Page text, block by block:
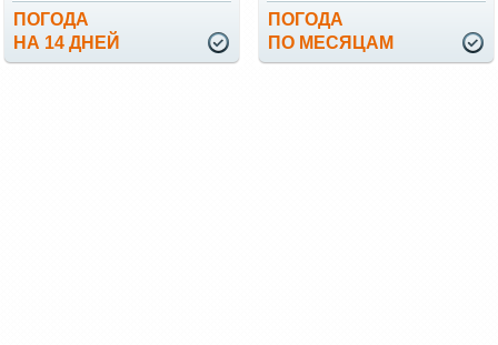
ПОГОДА
НА 14 ДНЕЙ
ПОГОДА
ПО МЕСЯЦАМ